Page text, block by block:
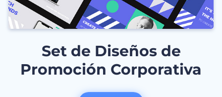
Set de Diseños de
Promoción Corporativa